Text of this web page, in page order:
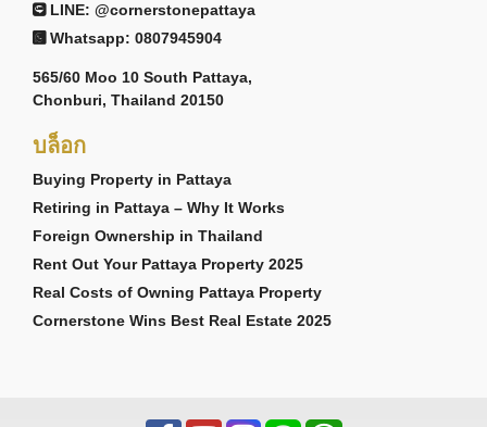
LINE: @cornerstonepattaya
Whatsapp: 0807945904
565/60 Moo 10 South Pattaya,
Chonburi, Thailand 20150
บล็อก
Buying Property in Pattaya
Retiring in Pattaya – Why It Works
Foreign Ownership in Thailand
Rent Out Your Pattaya Property 2025
Real Costs of Owning Pattaya Property
Cornerstone Wins Best Real Estate 2025